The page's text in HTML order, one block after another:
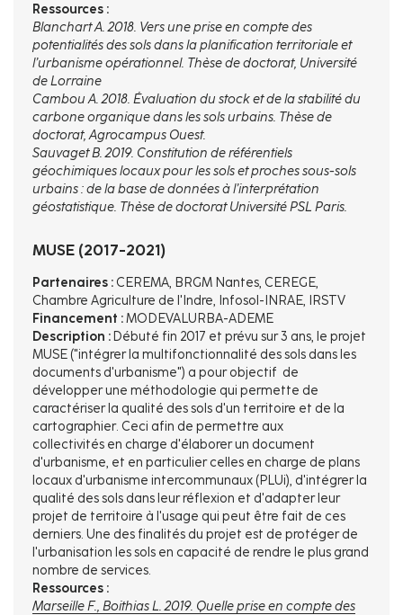
Ressources :
Blanchart A. 2018. Vers une prise en compte des
potentialités des sols dans la planification territoriale et
l’urbanisme opérationnel. Thèse de doctorat, Université
de Lorraine
Cambou A. 2018. Évaluation du stock et de la stabilité du
carbone organique dans les sols urbains. Thèse de
doctorat, Agrocampus Ouest.
Sauvaget B. 2019. Constitution de référentiels
géochimiques locaux pour les sols et proches sous-sols
urbains : de la base de données à l’interprétation
géostatistique. Thèse de doctorat Université PSL Paris.
MUSE (2017-2021)
Partenaires :CEREMA, BRGM Nantes, CEREGE,
Chambre Agriculture de l'Indre, Infosol-INRAE, IRSTV
Financement :MODEVALURBA-ADEME
Description : Débuté fin 2017 et prévu sur 3 ans, le projet
MUSE ("intégrer la multifonctionnalité des sols dans les
documents d'urbanisme") a pour objectif de
développer une méthodologie qui permette de
caractériser la qualité des sols d'un territoire et de la
cartographier. Ceci afin de permettre aux
collectivités en charge d'élaborer un document
d'urbanisme, et en particulier celles en charge de plans
locaux d'urbanisme intercommunaux (PLUi), d'intégrer la
qualité des sols dans leur réflexion et d'adapter leur
projet de territoire à l'usage qui peut être fait de ces
derniers. Une des finalités du projet est de protéger de
l'urbanisation les sols en capacité de rendre le plus grand
nombre de services.
Ressources :
Marseille F., Boithias L. 2019. Quelle prise en compte des